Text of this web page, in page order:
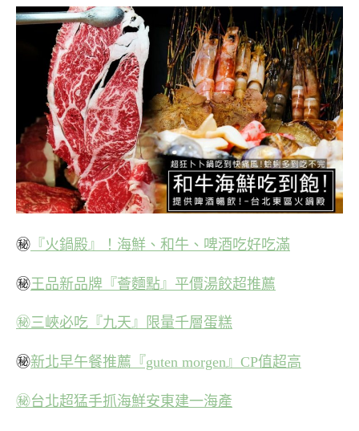
㊙ 『火鍋殿』！海鮮、和牛、啤酒吃好吃滿
㊙王品新品牌『薈麵點』平價湯餃超推薦
㊙三峽必吃『九天』限量千層蛋糕
㊙新北早午餐推薦『guten morgen』CP值超高
㊙台北超猛手抓海鮮安東建一海產